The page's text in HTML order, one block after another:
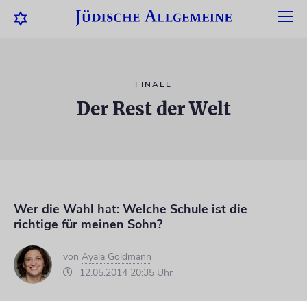
FINALE
Der Rest der Welt
Wer die Wahl hat: Welche Schule ist die
richtige für meinen Sohn?
von Ayala Goldmann
12.05.2014 20:35 Uhr